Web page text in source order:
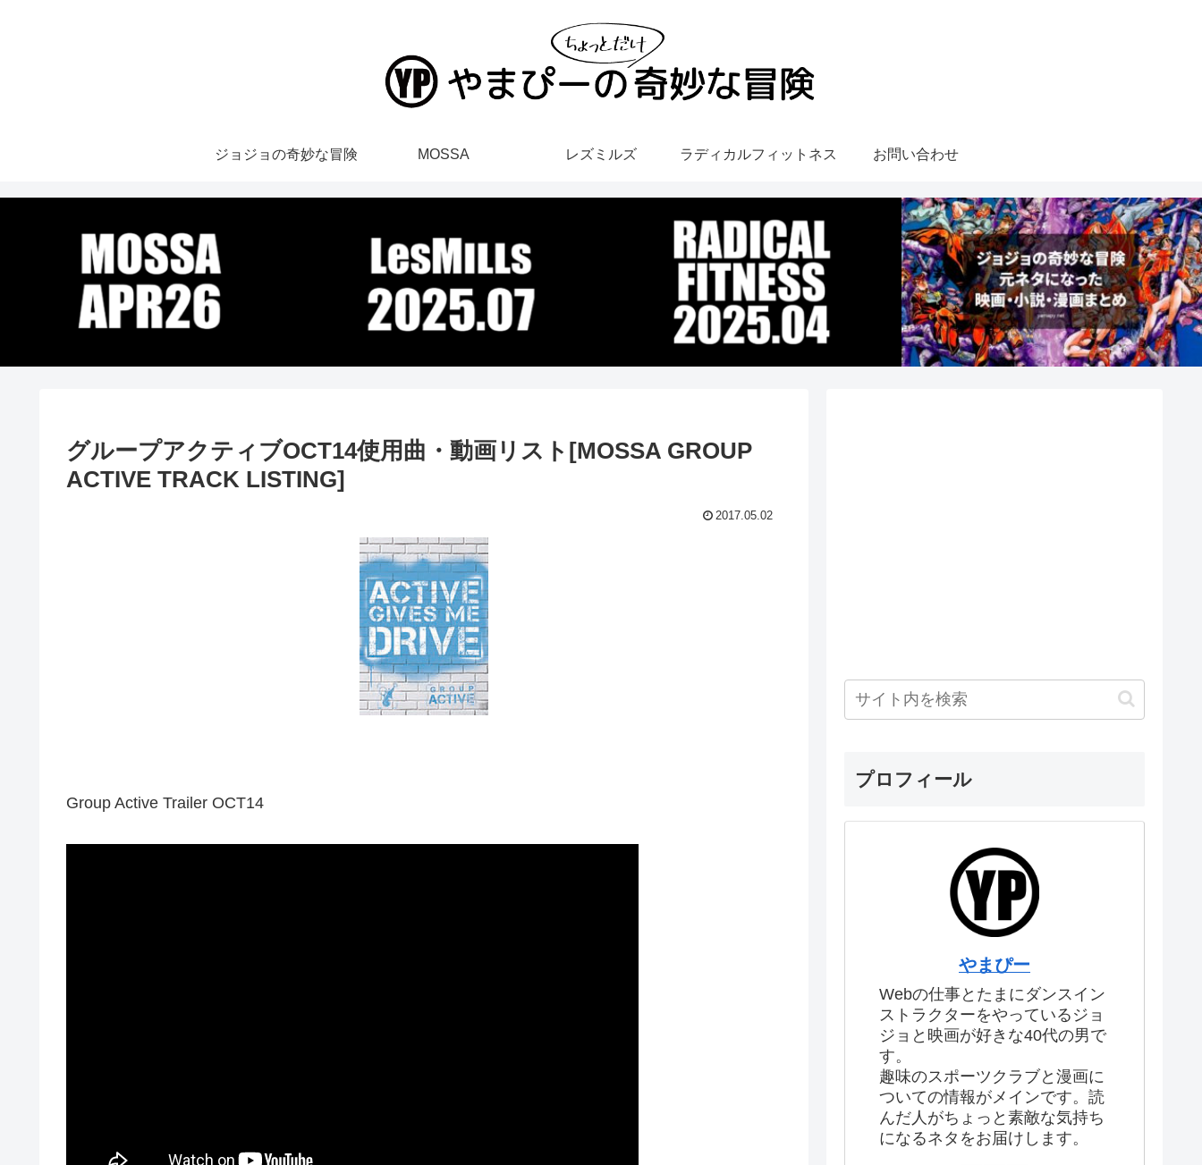
ジョジョの奇妙な冒険 MOSSA レズミルズ ラディカルフィットネス お問い合わせ
グループアクティブOCT14使用曲・動画リスト[MOSSA GROUP
ACTIVE TRACK LISTING]
2017.05.02
Group Active Trailer OCT14
プロフィール
やまぴー
Webの仕事とたまにダンスイン
ストラクターをやっているジョ
ジョと映画が好きな40代の男で
す。
趣味のスポーツクラブと漫画に
ついての情報がメインです。読
んだ人がちょっと素敵な気持ち
になるネタをお届けします。